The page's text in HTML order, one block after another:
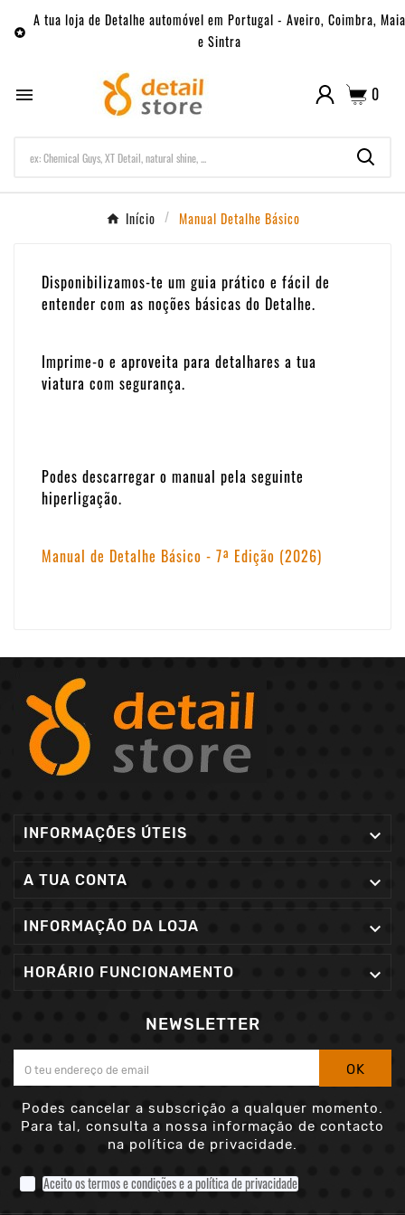

A tua loja de Detalhe automóvel em Portugal - Aveiro, Coimbra, Maia
e Sintra
 0
Início Manual Detalhe Básico
Disponibilizamos-te um guia prático e fácil de
entender com as noções básicas do Detalhe.
Imprime-o e aproveita para detalhares a tua
viatura com segurança.
Podes descarregar o manual pela seguinte
hiperligação.
Manual de Detalhe Básico - 7ª Edição (2026)
INFORMAÇÕES ÚTEIS 
A TUA CONTA 
INFORMAÇÃO DA LOJA 
HORÁRIO FUNCIONAMENTO 
NEWSLETTER
OK
Podes cancelar a subscrição a qualquer momento.
Para tal, consulta a nossa informação de contacto
na política de privacidade.
Aceito os termos e condições e a política de privacidade